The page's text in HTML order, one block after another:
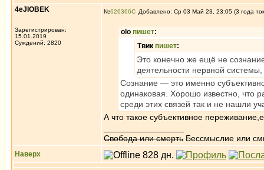
4eJIOBEK
Зарегистрирован:
15.01.2019
Суждений: 2820
№626366 Добавлено: Ср 03 Май 23, 23:05 (3 года
olo пишет:
Твик пишет:
Это конечно же ещё не
деятельности нервной
Сознание — это именно
одинаковая. Хорошо известно, что
среди этих связей так и не нашли
А что такое субъективное
Свобода или смерть Бессмыслие или
Наверх